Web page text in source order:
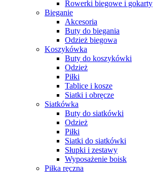
Rowerki biegowe i gokarty
Bieganie
Akcesoria
Buty do biegania
Odzież biegowa
Koszykówka
Buty do koszykówki
Odzież
Piłki
Tablice i kosze
Siatki i obręcze
Siatkówka
Buty do siatkówki
Odzież
Piłki
Siatki do siatkówki
Słupki i zestawy
Wyposażenie boisk
Piłka ręczna